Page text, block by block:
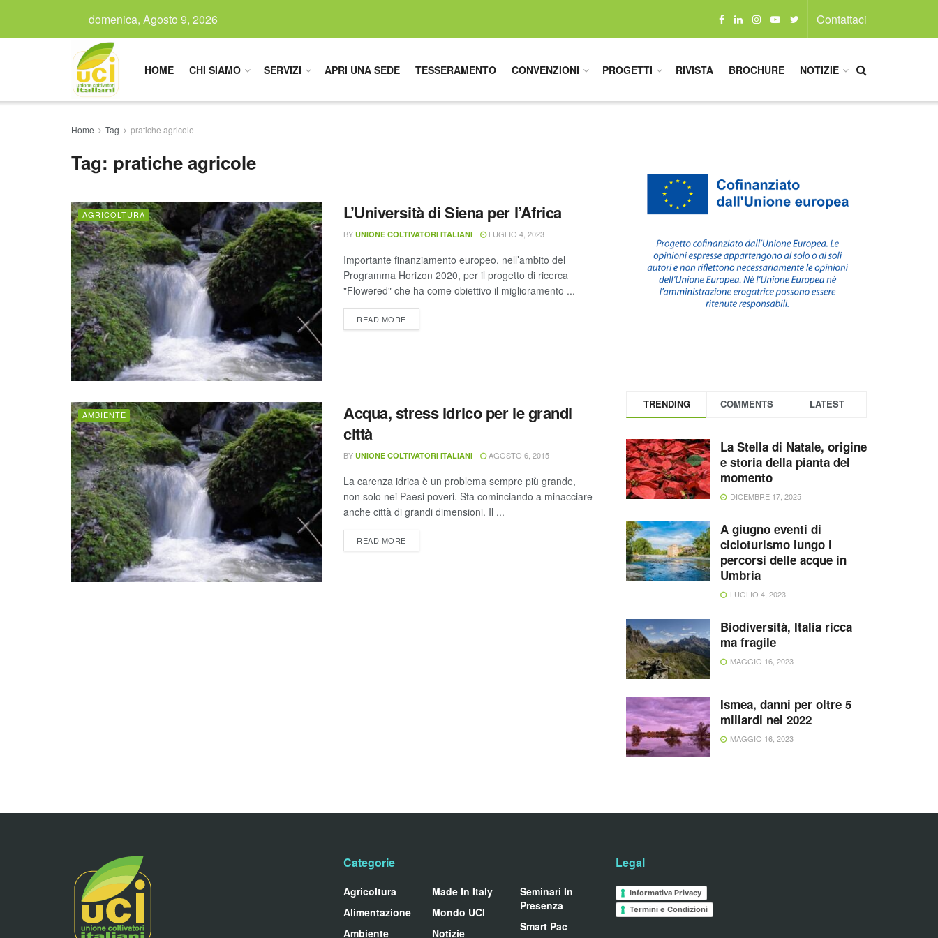
domenica, Agosto 9, 2026 Contattaci
HOME CHI SIAMO SERVIZI APRI UNA SEDE TESSERAMENTO CONVENZIONI PROGETTI RIVISTA BROCHURE NOTIZIE
Home Tag pratiche agricole
Tag: pratiche agricole
AGRICOLTURA L’Università di Siena per l’Africa
BY UNIONE COLTIVATORI ITALIANI LUGLIO 4, 2023
Importante finanziamento europeo, nell’ambito del
Programma Horizon 2020, per il progetto di ricerca
"Flowered" che ha come obiettivo il miglioramento ...
READ MORE
AMBIENTE
Acqua, stress idrico per le grandi
città
BY UNIONE COLTIVATORI ITALIANI AGOSTO 6, 2015
La carenza idrica è un problema sempre più grande,
non solo nei Paesi poveri. Sta cominciando a minacciare
anche città di grandi dimensioni. Il ...
READ MORE
TRENDING COMMENTS LATEST
La Stella di Natale, origine
e storia della pianta del
momento
DICEMBRE 17, 2025
A giugno eventi di
cicloturismo lungo i
percorsi delle acque in
Umbria
LUGLIO 4, 2023
Biodiversità, Italia ricca
ma fragile
MAGGIO 16, 2023
Ismea, danni per oltre 5
miliardi nel 2022
MAGGIO 16, 2023
Categorie
Agricoltura
Alimentazione
Ambiente
Made In Italy
Mondo UCI
Notizie
Seminari In
Presenza
Smart Pac
Legal
Informativa Privacy
Termini e Condizioni